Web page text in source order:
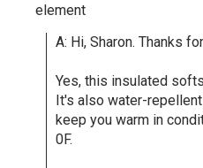
element
A: Hi, Sharon. Thanks
Yes, this insulated
It's also water-
keep you warm in
0F.